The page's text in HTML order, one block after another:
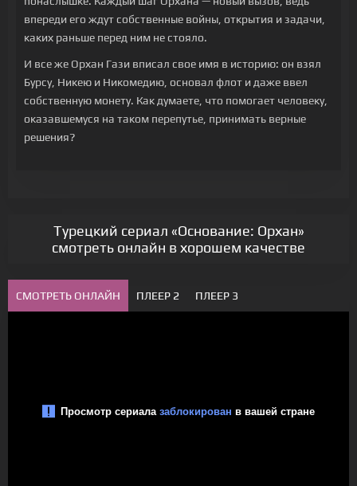
впереди его ждут собственные войны, открытия и задачи,
каких раньше перед ним не стояло.
И все же Орхан Гази вписал свое имя в историю: он взял
Бурсу, Никею и Никомедию, основал флот и даже ввел
собственную монету. Как думаете, что помогает человеку,
оказавшемуся на таком перепутье, принимать верные
решения?
Турецкий сериал «Основание: Орхан»
смотреть онлайн в хорошем качестве
СМОТРЕТЬ ОНЛАЙН ПЛЕЕР 2 ПЛЕЕР 3